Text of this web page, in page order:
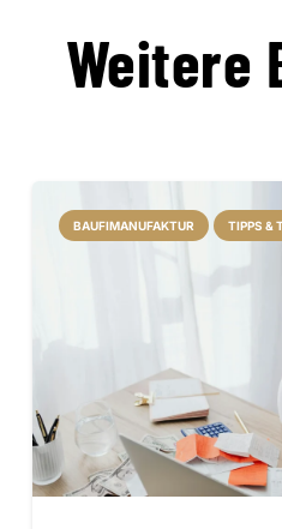
Weitere
BAUFIMANUFAKTUR TIPPS &